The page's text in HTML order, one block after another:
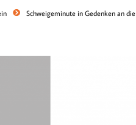
Schweigeminute in Gedenken an